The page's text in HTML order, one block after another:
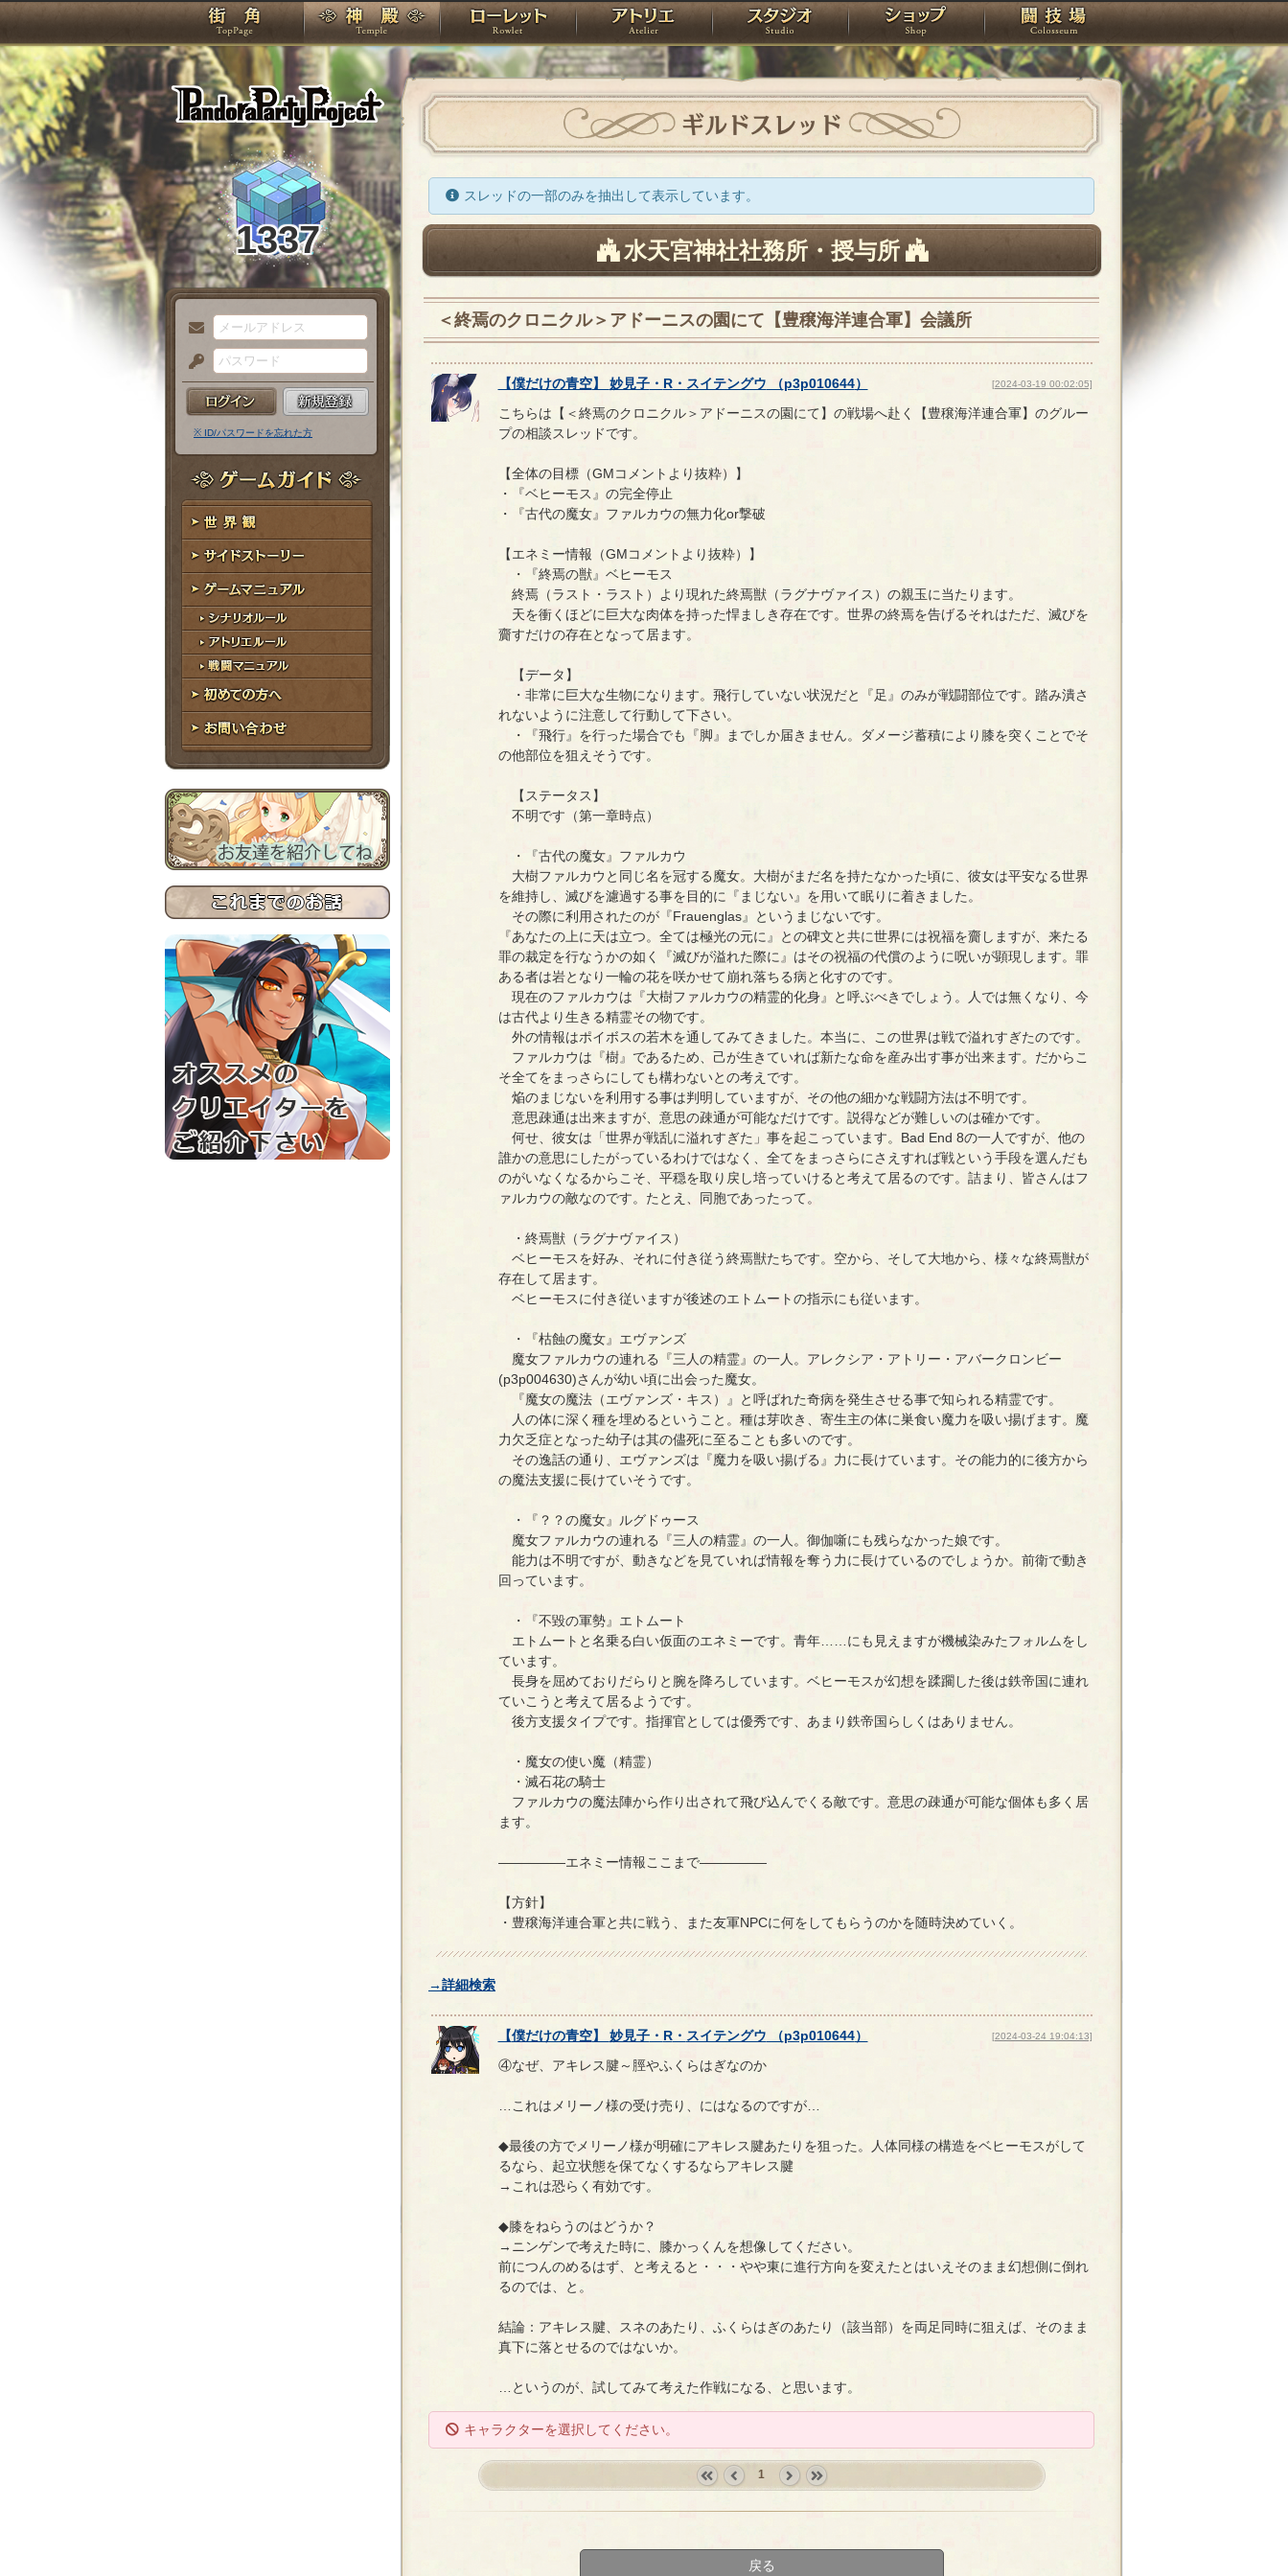
PandoraPartyProject
TOP 神殿 ローレット アトリエ スタジオ ショップ 闘技場
1337
メ
ー
ル
ア
ド
レ
ス
パ
ス
ー
ド
※ ID/パスワードを忘れた方
ゲームガイド
世界観
サイドストーリー
ゲームマニュアル
シナリオルール
アトリエルール
戦闘マニュアル
初めての方へ
お問い合わせ
ギルドスレッド
スレッドの一部のみを抽出して表示しています。
水天宮神社社務所・授与所
＜終焉のクロニクル＞アドーニスの園にて【豊穣海洋連合軍】会議所
【僕だけの青空】 妙見子・ R・ スイテングウ （p3p010644） [2024-03-19 00:02:05]
こちらは【＜終焉のクロニクル＞アドーニスの園にて】の戦場へ赴く【豊穣海洋連合軍】のグルー
プの相談スレッドです。
【全体の目標（GMコメントより抜粋）】
・『ベヒーモス』の完全停止
・『古代の魔女』ファルカウの無力化or撃破
【エネミー情報（GMコメントより抜粋）】
・『終焉の獣』ベヒーモス
終焉（ラスト・ラスト）より現れた終焉獣（ラグナヴァイス）の親玉に当たります。
天を衝くほどに巨大な肉体を持った悍ましき存在です。世界の終焉を告げるそれはただ、滅びを
齎すだけの存在となって居ます。
【データ】
・非常に巨大な生物になります。飛行していない状況だと『足』のみが戦闘部位です。踏み潰さ
れないように注意して行動して下さい。
・『飛行』を行った場合でも『脚』までしか届きません。ダメージ蓄積により膝を突くことでそ
の他部位を狙えそうです。
【ステータス】
不明です（第一章時点）
・『古代の魔女』ファルカウ
大樹ファルカウと同じ名を冠する魔女。大樹がまだ名を持たなかった頃に、彼女は平安なる世界
を維持し、滅びを濾過する事を目的に『まじない』を用いて眠りに着きました。
その際に利用されたのが『Frauenglas』というまじないです。
『あなたの上に天は立つ。全ては極光の元に』との碑文と共に世界には祝福を齎しますが、来たる
罪の裁定を行なうかの如く『滅びが溢れた際に』はその祝福の代償のように呪いが顕現します。罪
ある者は岩となり一輪の花を咲かせて崩れ落ちる病と化すのです。
現在のファルカウは『大樹ファルカウの精霊的化身』と呼ぶべきでしょう。人では無くなり、今
は古代より生きる精霊その物です。
外の情報はポイボスの若木を通してみてきました。本当に、この世界は戦で溢れすぎたのです。
ファルカウは『樹』であるため、己が生きていれば新たな命を産み出す事が出来ます。だからこ
そ全てをまっさらにしても構わないとの考えです。
焔のまじないを利用する事は判明していますが、その他の細かな戦闘方法は不明です。
意思疎通は出来ますが、意思の疎通が可能なだけです。説得などが難しいのは確かです。
何せ、彼女は「世界が戦乱に溢れすぎた」事を起こっています。Bad End 8の一人ですが、他の
誰かの意思にしたがっているわけではなく、全てをまっさらにさえすれば戦という手段を選んだも
のがいなくなるからこそ、平穏を取り戻し培っていけると考えて居るのです。詰まり、皆さんはフ
ァルカウの敵なのです。たとえ、同胞であったって。
・終焉獣（ラグナヴァイス）
ベヒーモスを好み、それに付き従う終焉獣たちです。空から、そして大地から、様々な終焉獣が
存在して居ます。
ベヒーモスに付き従いますが後述のエトムートの指示にも従います。
・『枯蝕の魔女』エヴァンズ
魔女ファルカウの連れる『三人の精霊』の一人。アレクシア・アトリー・アバークロンビー
(p3p004630)さんが幼い頃に出会った魔女。
『魔女の魔法（エヴァンズ・キス）』と呼ばれた奇病を発生させる事で知られる精霊です。
人の体に深く種を埋めるということ。種は芽吹き、寄生主の体に巣食い魔力を吸い揚げます。魔
力欠乏症となった幼子は其の儘死に至ることも多いのです。
その逸話の通り、エヴァンズは『魔力を吸い揚げる』力に長けています。その能力的に後方から
の魔法支援に長けていそうです。
・『？？の魔女』ルグドゥース
魔女ファルカウの連れる『三人の精霊』の一人。御伽噺にも残らなかった娘です。
能力は不明ですが、動きなどを見ていれば情報を奪う力に長けているのでしょうか。前衛で動き
回っています。
・『不毀の軍勢』エトムート
エトムートと名乗る白い仮面のエネミーです。青年……にも見えますが機械染みたフォルムをし
ています。
長身を屈めておりだらりと腕を降ろしています。ベヒーモスが幻想を蹂躙した後は鉄帝国に連れ
ていこうと考えて居るようです。
後方支援タイプです。指揮官としては優秀です、あまり鉄帝国らしくはありません。
・魔女の使い魔（精霊）
・滅石花の騎士
ファルカウの魔法陣から作り出されて飛び込んでくる敵です。意思の疎通が可能な個体も多く居
ます。
―――――エネミー情報ここまで―――――
【方針】
・豊穣海洋連合軍と共に戦う、また友軍NPCに何をしてもらうのかを随時決めていく。
→詳細検索
【僕だけの青空】 妙見子・ R・ スイテングウ （p3p010644） [2024-03-24 19:04:13]
④なぜ、アキレス腱～脛やふくらはぎなのか
…これはメリーノ様の受け売り、にはなるのですが…
◆最後の方でメリーノ様が明確にアキレス腱あたりを狙った。人体同様の構造をベヒーモスがして
るなら、起立状態を保てなくするならアキレス腱
→これは恐らく有効です。
◆膝をねらうのはどうか？
→ニンゲンで考えた時に、膝かっくんを想像してください。
前につんのめるはず、と考えると・・・やや東に進行方向を変えたとはいえそのまま幻想側に倒れ
るのでは、と。
結論：アキレス腱、スネのあたり、ふくらはぎのあたり（該当部）を両足同時に狙えば、そのまま
真下に落とせるのではないか。
…というのが、試してみて考えた作戦になる、と思います。
キャラクターを選択してください。
1
戻る